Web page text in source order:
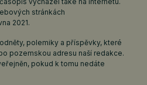
stránkách
2021.
polemiky a příspěvky, které
pozemskou adresu naší redakce.
pokud k tomu nedáte